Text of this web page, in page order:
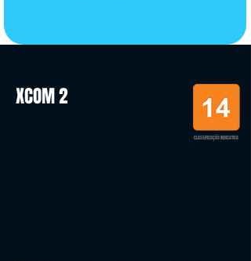
XCOM 2
CLASSIFICAÇÃO INDICATIVA